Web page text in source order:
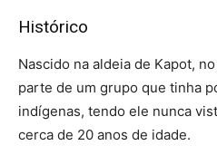
Histórico
Nascido na aldeia de Kapot,
parte de um grupo que tinha
indígenas, tendo ele nunca
cerca de 20 anos de idade.